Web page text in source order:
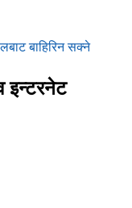
बाहिरिन सक्ने
इन्टरनेट